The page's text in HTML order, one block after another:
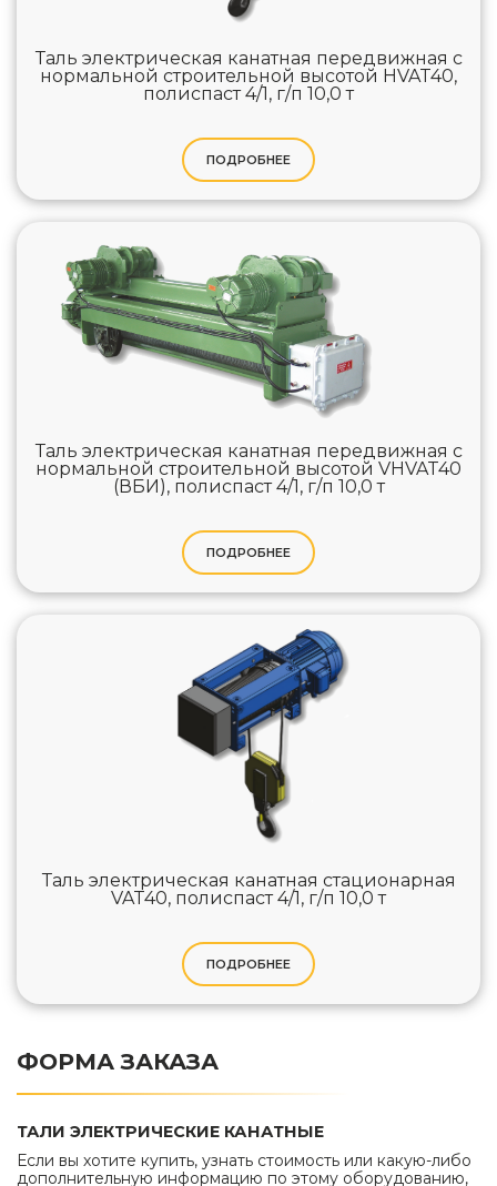
Таль электрическая канатная передвижная с
нормальной строительной высотой HVAT40,
полиспаст 4/1, г/п 10,0 т
ПОДРОБНЕЕ
Таль электрическая канатная передвижная с
нормальной строительной высотой VHVAT40
(ВБИ), полиспаст 4/1, г/п 10,0 т
ПОДРОБНЕЕ
Таль электрическая канатная стационарная
VAT40, полиспаст 4/1, г/п 10,0 т
ПОДРОБНЕЕ
ФОРМА ЗАКАЗА
ТАЛИ ЭЛЕКТРИЧЕСКИЕ КАНАТНЫЕ
Если вы хотите купить, узнать стоимость или какую-либо
дополнительную информацию по этому оборудованию,